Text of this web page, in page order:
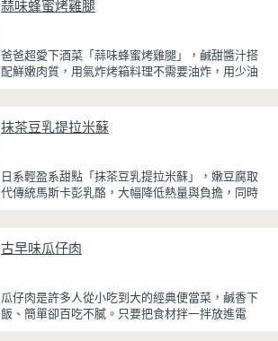
蒜味蜂蜜烤雞腿
爸爸超愛下酒菜「蒜味蜂蜜烤雞腿」，鹹甜醬汁搭
配鮮嫩肉質，用氣炸烤箱料理不需要油炸，用少油
入氣炸烤箱烘烤，免油炸也能烤出外皮金黃微酥、
配冰涼啤酒更是絕配！無論是父親節、聚會或宵夜
時光，在家就能輕鬆端出美味下酒菜。
抹茶豆乳提拉米蘇
日系輕盈系甜點「抹茶豆乳提拉米蘇」，嫩豆腐取
代傳統馬斯卡彭乳酪，大幅降低熱量與負擔，同時
厚重，搭配帶微苦茶香的抹茶與香氣濃郁的黃豆
粉，甜而不膩，層次更加豐富。
吃到淡淡的茶香。相較於傳統提拉米蘇，這款更清
爽、更低負擔，無論是下午茶、飯後甜點，或是正
古早味瓜仔肉
瓜仔肉是許多人從小吃到大的經典便當菜，鹹香下
飯、簡單卻百吃不膩。只要把食材拌一拌放進電